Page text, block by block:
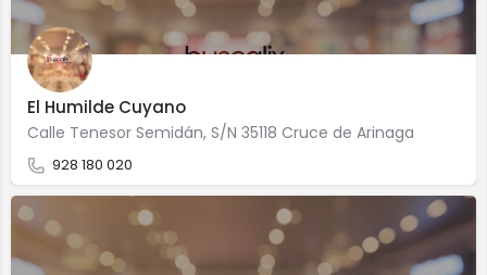
El Humilde Cuyano
Calle Tenesor Semidán, S/N 35118 Cruce de Arinaga
928 180 020